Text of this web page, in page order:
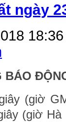
ngày
BÁO
(giờ
(giờ Hà